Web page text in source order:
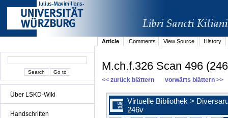
Über LSKD-Wiki
Handschriften
Article Comments View Source History
M.ch.f.326 Scan 496
<< zurück blättern vorwärts blättern >>